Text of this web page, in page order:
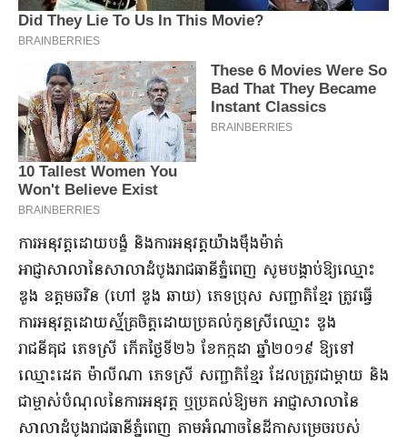
ការអនុវត្តដោយបង្ខំ និងការអនុវត្តយ៉ាងម៉ឹងម៉ាត់
អាជ្ញាសាលានៃសាលាដំបូងរាជធានីភ្នំពេញ សូមបង្គាប់ឱ្យឈ្មោះ
ឌួង ឧត្តមឆវិន (ហៅ ឌួង ឆាយ) ភេទប្រុស សញ្ជាតិខ្មែរ ត្រូវធ្វើ
ការអនុវត្តដោយស្ម័គ្រចិត្តដោយប្រគល់កូនស្រីឈ្មោះ ឌួង
រាជនីគុជ ភេទស្រី កើតថ្ងៃទី២៦ ខែកក្កដា ឆ្នាំ២០១៩ ឱ្យទៅ
ឈ្មោះដេត ម៉ាលីណា ភេទស្រី សញ្ជាតិខ្មែរ ដែលត្រូវជាម្តាយ និង
ជាម្ចាស់បំណុលនៃការអនុវត្ត ឬប្រគល់ឱ្យមក អាជ្ញាសាលានៃ
សាលាដំបូងរាជធានីភ្នំពេញ តាមអំណាចនៃដីកាសម្រេចរបស់